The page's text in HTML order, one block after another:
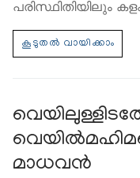
പരിസ്ഥിതിയിലും
മാധവന്‍